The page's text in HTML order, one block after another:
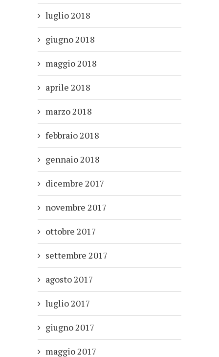
luglio 2018
giugno 2018
maggio 2018
aprile 2018
marzo 2018
febbraio 2018
gennaio 2018
dicembre 2017
novembre 2017
ottobre 2017
settembre 2017
agosto 2017
luglio 2017
giugno 2017
maggio 2017